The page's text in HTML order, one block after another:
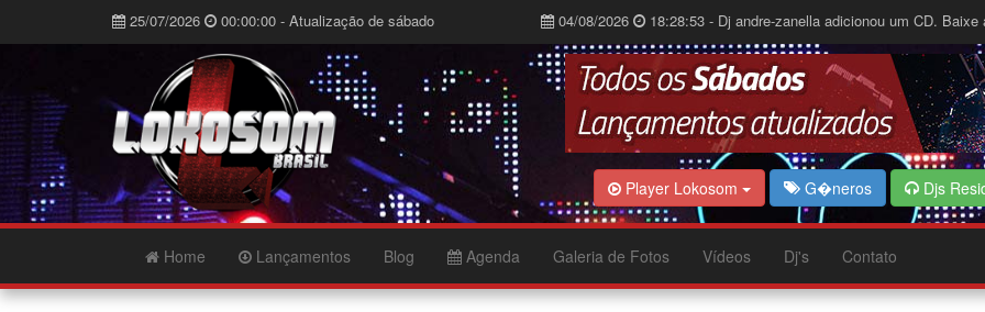
25/07/2026 00:00:00 - Atualização de sábado 04/08/2026 18:28:53 - Dj andre-zanella adicionou um CD. Baixe
Player Lokosom G�neros Djs
Home Lançamentos Blog Agenda Galeria de Fotos Vídeos Dj's Contato